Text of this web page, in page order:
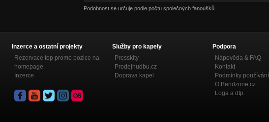
Podobnost se určuje podle počtu společných fanoušků.
Inzerce a ostatní projekty
Rezervace top promo pozice na
homepage
Inzerce
Služby pro kapely
Presskity
Prodejhudbu.cz
Doprava kapel
Podpora
Nápověda & FAQ
Kontakt
Podmínky používání
O Bandzone.cz
Loga a dtp.